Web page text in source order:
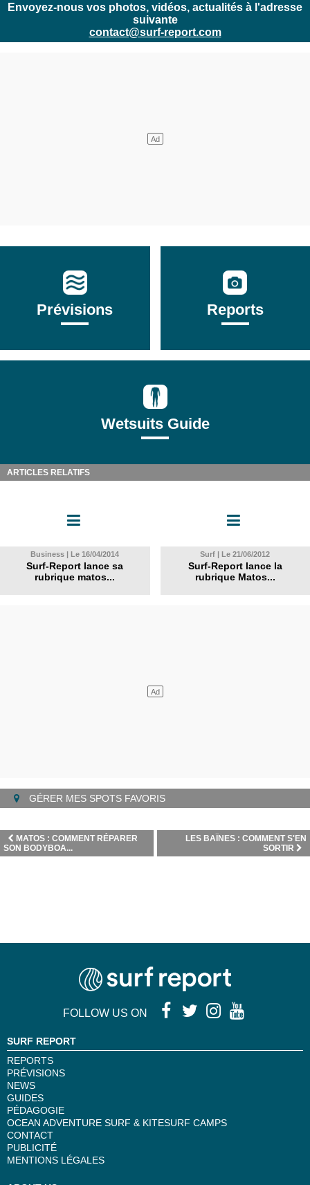
Envoyez-nous vos photos, vidéos, actualités à l'adresse
suivante
contact@surf-report.com
Prévisions Reports
Wetsuits Guide
ARTICLES RELATIFS
Business | Le 16/04/2014
Surf-Report lance sa
rubrique matos...
Surf | Le 21/06/2012
Surf-Report lance la
rubrique Matos...
GÉRER MES SPOTS FAVORIS
LES BAÏNES : COMMENT S'EN
SORTIR
MATOS : COMMENT RÉPARER
SON BODYBOA...
FOLLOW US ON
SURF REPORT
REPORTS
PRÉVISIONS
NEWS
GUIDES
PÉDAGOGIE
OCEAN ADVENTURE SURF & KITESURF CAMPS
CONTACT
PUBLICITÉ
MENTIONS LÉGALES